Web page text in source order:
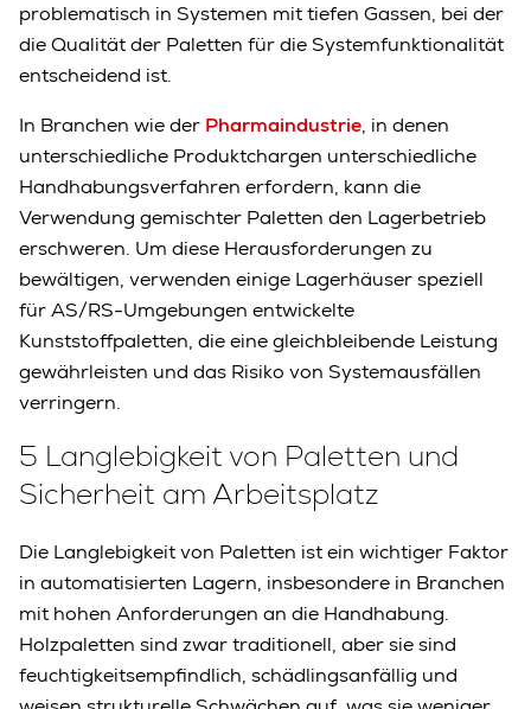
problematisch in Systemen mit tiefen Gassen, bei der
die Qualität der Paletten für die Systemfunktionalität
entscheidend ist.
In Branchen wie der Pharmaindustrie, in denen
unterschiedliche Produktchargen unterschiedliche
Handhabungsverfahren erfordern, kann die
Verwendung gemischter Paletten den Lagerbetrieb
erschweren. Um diese Herausforderungen zu
bewältigen, verwenden einige Lagerhäuser speziell
für AS/RS-Umgebungen entwickelte
Kunststoffpaletten, die eine gleichbleibende Leistung
gewährleisten und das Risiko von Systemausfällen
verringern.
5 Langlebigkeit von Paletten und
Sicherheit am Arbeitsplatz
Die Langlebigkeit von Paletten ist ein wichtiger Faktor
in automatisierten Lagern, insbesondere in Branchen
mit hohen Anforderungen an die Handhabung.
Holzpaletten sind zwar traditionell, aber sie sind
feuchtigkeitsempfindlich, schädlingsanfällig und